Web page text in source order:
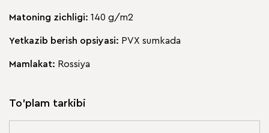
Matoning zichligi: 140 g/m2
Yetkazib berish opsiyasi: PVX sumkada
Mamlakat: Rossiya
To'plam tarkibi